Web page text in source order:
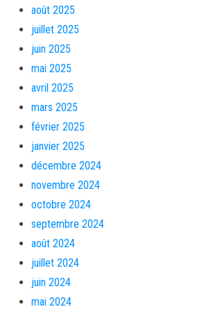
août 2025
juillet 2025
juin 2025
mai 2025
avril 2025
mars 2025
février 2025
janvier 2025
décembre 2024
novembre 2024
octobre 2024
septembre 2024
août 2024
juillet 2024
juin 2024
mai 2024